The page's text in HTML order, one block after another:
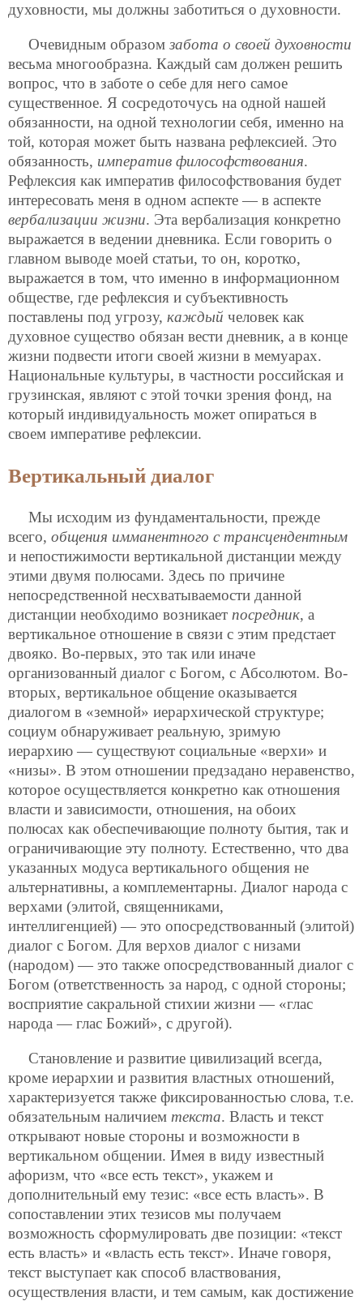
духовности, мы должны заботиться о духовности.
Очевидным образом забота о своей духовности
весьма многообразна. Каждый сам должен решить
вопрос, что в заботе о себе для него самое
существенное. Я сосредоточусь на одной нашей
обязанности, на одной технологии себя, именно на
той, которая может быть названа рефлексией. Это
обязанность, императив философствования.
Рефлексия как императив философствования будет
интересовать меня в одном аспекте — в аспекте
вербализации жизни. Эта вербализация конкретно
выражается в ведении дневника. Если говорить о
главном выводе моей статьи, то он, коротко,
выражается в том, что именно в информационном
обществе, где рефлексия и субъективность
поставлены под угрозу, каждый человек как
духовное существо обязан вести дневник, а в конце
жизни подвести итоги своей жизни в мемуарах.
Национальные культуры, в частности российская и
грузинская, являют с этой точки зрения фонд, на
который индивидуальность может опираться в
своем императиве рефлексии.
Вертикальный диалог
Мы исходим из фундаментальности, прежде
всего, общения имманентного с трансцендентным
и непостижимости вертикальной дистанции между
этими двумя полюсами. Здесь по причине
непосредственной несхватываемости данной
дистанции необходимо возникает посредник, а
вертикальное отношение в связи с этим предстает
двояко. Во-первых, это так или иначе
организованный диалог с Богом, с Абсолютом. Во-
вторых, вертикальное общение оказывается
диалогом в «земной» иерархической структуре;
социум обнаруживает реальную, зримую
иерархию — существуют социальные «верхи» и
«низы». В этом отношении предзадано неравенство,
которое осуществляется конкретно как отношения
власти и зависимости, отношения, на обоих
полюсах как обеспечивающие полноту бытия, так и
ограничивающие эту полноту. Естественно, что два
указанных модуса вертикального общения не
альтернативны, а комплементарны. Диалог народа с
верхами (элитой, священниками,
интеллигенцией) — это опосредствованный (элитой)
диалог с Богом. Для верхов диалог с низами
(народом) — это также опосредствованный диалог с
Богом (ответственность за народ, с одной стороны;
восприятие сакральной стихии жизни — «глас
народа — глас Божий», с другой).
Становление и развитие цивилизаций всегда,
кроме иерархии и развития властных отношений,
характеризуется также фиксированностью слова, т.е.
обязательным наличием текста. Власть и текст
открывают новые стороны и возможности в
вертикальном общении. Имея в виду известный
афоризм, что «все есть текст», укажем и
дополнительный ему тезис: «все есть власть». В
сопоставлении этих тезисов мы получаем
возможность сформулировать две позиции: «текст
есть власть» и «власть есть текст». Иначе говоря,
текст выступает как способ властвования,
осуществления власти, и тем самым, как достижение